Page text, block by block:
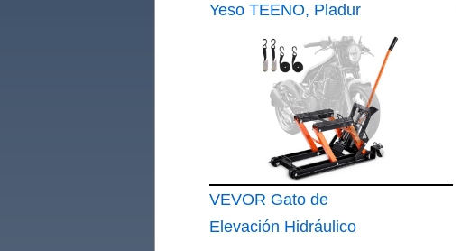
Yeso TEENO, Pladur
Profesional
VEVOR Gato de
Elevación Hidráulico